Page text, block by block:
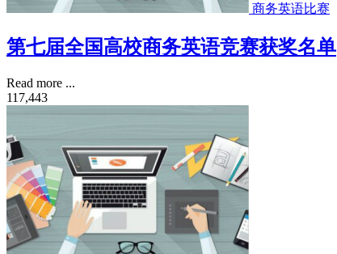
商务英语比赛
第七届全国高校商务英语竞赛获奖名单
Read more ...
117,443